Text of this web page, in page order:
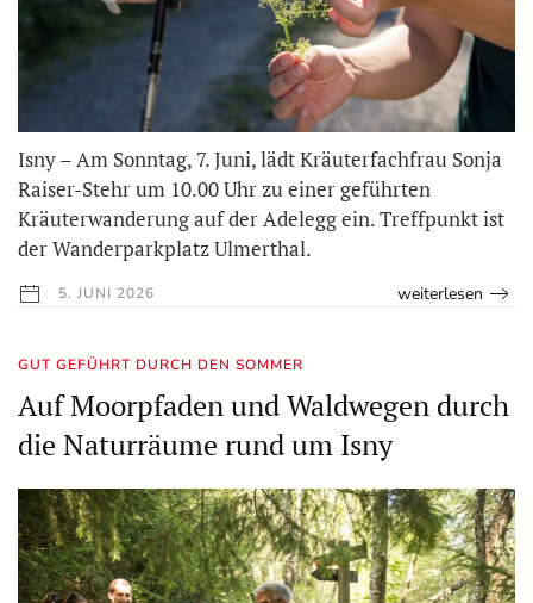
Isny – Am Sonntag, 7. Juni, lädt Kräuterfachfrau Sonja
Raiser-Stehr um 10.00 Uhr zu einer geführten
Kräuterwanderung auf der Adelegg ein. Treffpunkt ist
der Wanderparkplatz Ulmerthal.
5. JUNI 2026 weiterlesen
GUT GEFÜHRT DURCH DEN SOMMER
Auf Moorpfaden und Waldwegen durch
die Naturräume rund um Isny